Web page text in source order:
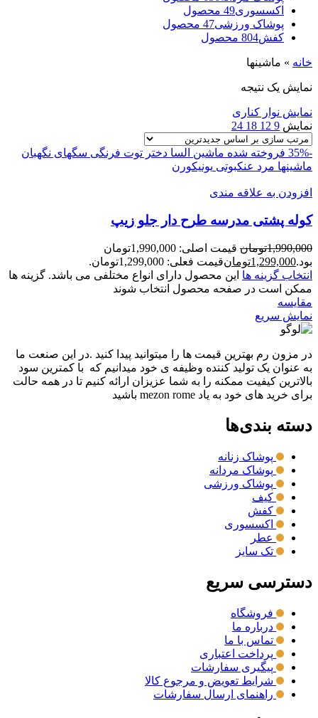
اکسسوری49 محصول
پوشاک ورزشی47 محصول
کفش804 محصول
خانه » ماشینها
نمایش یک نتیجه
نمایش نوار کناری
نمایش 9
12
18
24
-35% فروخته شده ماشین السا دختر توت فرنگی سگهای نگهبان
ماشینها مرد عنکبوتی یونیکورن
افزودن به علاقه مندی
کوله پشتی مدرسه طرح دار جلو زیپ
1,990,000تومان
قیمت اصلی: 1,990,000تومان
بود.1,299,000تومانقیمت فعلی: 1,299,000تومان.
انتخاب گزینه ها این محصول دارای انواع مختلفی می باشد. گزینه ها
ممکن است در صفحه محصول انتخاب شوند
مقايسه
نمایش سریع
در مزون رم بهترین قیمت ها را میتوانید پیدا کنید .در این صنعت ما
به عنوان یک تولید کننده وظیفه ی خود میدانیم که با کمترین سود
بالاترین کیفیت ممکنه را به شما عزیزان ارائه کنیم تا در همه حالت
برای خرید های خود به یاد mezon rome باشید
دسته بندی‌ها
پوشاک زنانه
پوشاک مردانه
پوشاک ورزشی
کیف
کفش
اکسسوری
عطر
تک سایز
دسترسی سریع
فروشگاه
درباره ما
تماس با ما
پرداخت اعتباری
پیگیری سفارشات
شرایط تعویض و مرجوع کالا
راهنمای ارسال سفارشات